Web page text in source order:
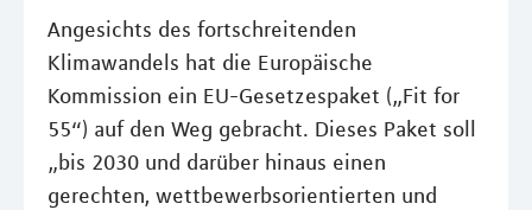
Angesichts des fortschreitenden
Klimawandels hat die Europäische
Kommission ein EU-Gesetzespaket („Fit for
55“) auf den Weg gebracht. Dieses Paket soll
„bis 2030 und darüber hinaus einen
gerechten, wettbewerbsorientierten und